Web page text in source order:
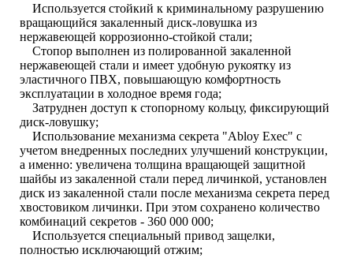
Используется стойкий к криминальному разрушению
вращающийся закаленный диск-ловушка из
нержавеющей коррозионно-стойкой стали;
Стопор выполнен из полированной закаленной
нержавеющей стали и имеет удобную рукоятку из
эластичного ПВХ, повышающую комфортность
эксплуатации в холодное время года;
Затруднен доступ к стопорному кольцу, фиксирующий
диск-ловушку;
Использование механизма секрета "Abloy Exec" с
учетом внедренных последних улучшений конструкции,
а именно: увеличена толщина вращающей защитной
шайбы из закаленной стали перед личинкой, установлен
диск из закаленной стали после механизма секрета перед
хвостовиком личинки. При этом сохранено количество
комбинаций секретов - 360 000 000;
Используется специальный привод защелки,
полностью исключающий отжим;